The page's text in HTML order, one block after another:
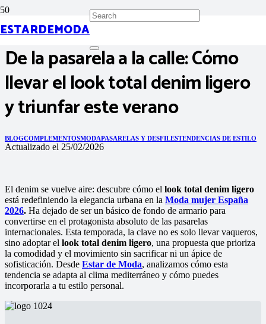
ESTARDEMODA
De la pasarela a la calle: Cómo
llevar el look total denim ligero
y triunfar este verano
BLOGCOMPLEMENTOSMODAPASARELAS Y DESFILESTENDENCIAS DE ESTILO
Actualizado el 25/02/2026
El denim se vuelve aire: descubre cómo el look total denim ligero
está redefiniendo la elegancia urbana en la Moda mujer España
2026. Ha dejado de ser un básico de fondo de armario para
convertirse en el protagonista absoluto de las pasarelas
internacionales. Esta temporada, la clave no es solo llevar vaqueros,
sino adoptar el look total denim ligero, una propuesta que prioriza
la comodidad y el movimiento sin sacrificar ni un ápice de
sofisticación. Desde Estar de Moda, analizamos cómo esta
tendencia se adapta al clima mediterráneo y cómo puedes
incorporarla a tu estilo personal.